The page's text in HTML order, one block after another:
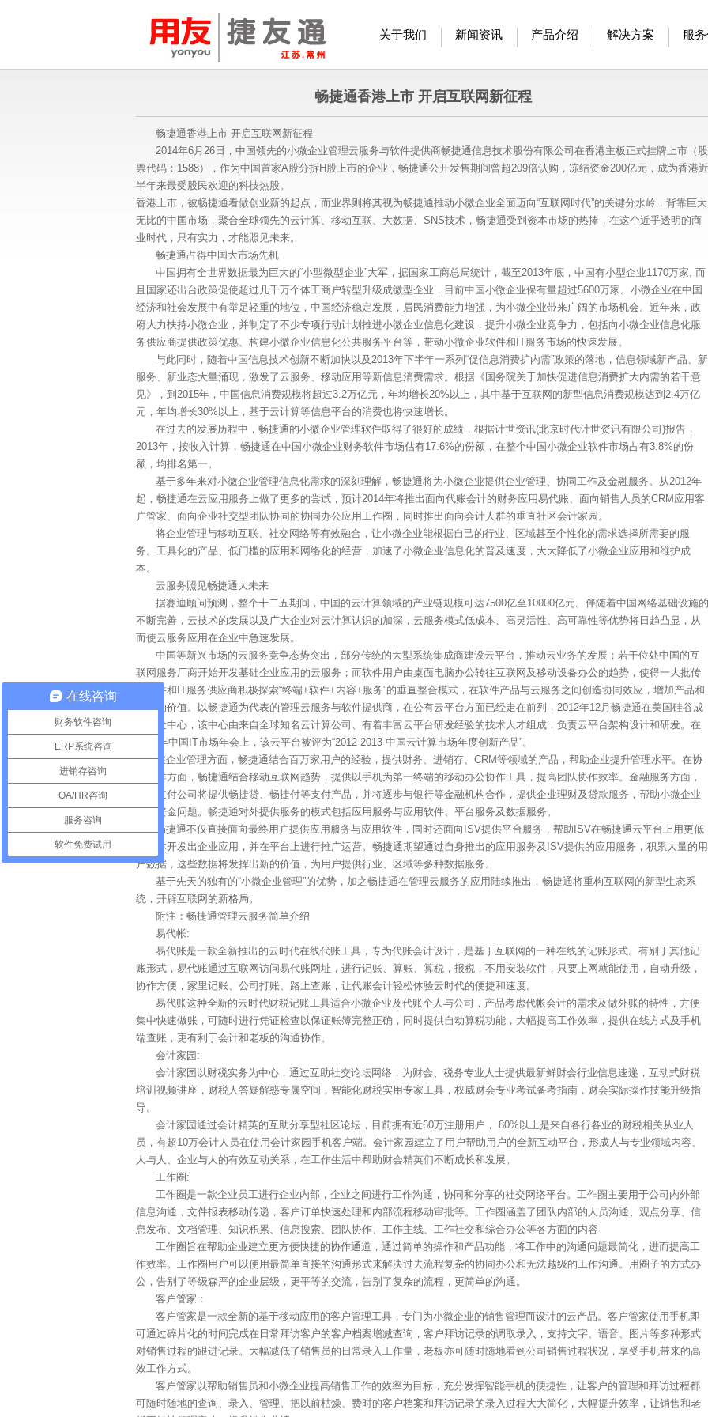
关于我们 新闻资讯 产品介绍 解决方案 服
畅捷通香港上市 开启互联网新征程
畅捷通香港上市 开启互联网新征程
2014年6月26日，中国领先的小微企业管理云服务与软件提供商畅捷通信息技术股份有限公司在香港主板正式挂牌上市（股
票代码：1588），作为中国首家A股分拆H股上市的企业，畅捷通公开发售期间曾超209倍认购，冻结资金200亿元，成为香港近
半年来最受股民欢迎的科技热股。
香港上市，被畅捷通看做创业新的起点，而业界则将其视为畅捷通推动小微企业全面迈向“互联网时代”的关键分水岭，背靠巨大
无比的中国市场，聚合全球领先的云计算、移动互联、大数据、SNS技术，畅捷通受到资本市场的热捧，在这个近乎透明的商
业时代，只有实力，才能照见未来。
畅捷通占得中国大市场先机
中国拥有全世界数据最为巨大的“小型微型企业”大军，据国家工商总局统计，截至2013年底，中国有小型企业1170万家, 而
且国家还出台政策促使超过几千万个体工商户转型升级成微型企业，目前中国小微企业保有量超过5600万家。小微企业在中国
经济和社会发展中有举足轻重的地位，中国经济稳定发展，居民消费能力增强，为小微企业带来广阔的市场机会。近年来，政
府大力扶持小微企业，并制定了不少专项行动计划推进小微企业信息化建设，提升小微企业竞争力，包括向小微企业信息化服
务供应商提供政策优惠、构建小微企业信息化公共服务平台等，带动小微企业软件和IT服务市场的快速发展。
与此同时，随着中国信息技术创新不断加快以及2013年下半年一系列“促信息消费扩内需”政策的落地，信息领域新产品、新
服务、新业态大量涌现，激发了云服务、移动应用等新信息消费需求。根据《国务院关于加快促进信息消费扩大内需的若干意
见》，到2015年，中国信息消费规模将超过3.2万亿元，年均增长20%以上，其中基于互联网的新型信息消费规模达到2.4万亿
元，年均增长30%以上，基于云计算等信息平台的消费也将快速增长。
在过去的发展历程中，畅捷通的小微企业管理软件取得了很好的成绩，根据计世资讯(北京时代计世资讯有限公司)报告，
2013年，按收入计算，畅捷通在中国小微企业财务软件市场佔有17.6%的份额，在整个中国小微企业软件市场占有3.8%的份
额，均排名第一。
基于多年来对小微企业管理信息化需求的深刻理解，畅捷通将为小微企业提供企业管理、协同工作及金融服务。从2012年
起，畅捷通在云应用服务上做了更多的尝试，预计2014年将推出面向代账会计的财务应用易代账、面向销售人员的CRM应用客
户管家、面向企业社交型团队协同的协同办公应用工作圈，同时推出面向会计人群的垂直社区会计家园。
将企业管理与移动互联、社交网络等有效融合，让小微企业能根据自己的行业、区域甚至个性化的需求选择所需要的服
务。工具化的产品、低门槛的应用和网络化的经营，加速了小微企业信息化的普及速度，大大降低了小微企业应用和维护成
本。
云服务照见畅捷通大未来
据赛迪顾问预测，整个十二五期间，中国的云计算领域的产业链规模可达7500亿至10000亿元。伴随着中国网络基础设施的
不断完善，云技术的发展以及广大企业对云计算认识的加深，云服务模式低成本、高灵活性、高可靠性等优势将日趋凸显，从
而使云服务应用在企业中急速发展。
中国等新兴市场的云服务竞争态势突出，部分传统的大型系统集成商建设云平台，推动云业务的发展；若干位处中国的互
联网服务厂商开始开发基础企业应用的云服务；而软件用户由桌面电脑办公转往互联网及移动设备办公的趋势，使得一大批传
统软件和IT服务供应商积极探索“终端+软件+内容+服务”的垂直整合模式，在软件产品与云服务之间创造协同效应，增加产品和
服务的价值。以畅捷通为代表的管理云服务与软件提供商，在公有云平台方面已经走在前列，2012年12月畅捷通在美国硅谷成
立研发中心，该中心由来自全球知名云计算公司、有着丰富云平台研发经验的技术人才组成，负责云平台架构设计和研发。在
2013年中国IT市场年会上，该云平台被评为“2012-2013 中国云计算市场年度创新产品”。
在企业管理方面，畅捷通结合百万家用户的经验，提供财务、进销存、CRM等领域的产品，帮助企业提升管理水平。在协
同工作方面，畅捷通结合移动互联网趋势，提供以手机为第一终端的移动办公协作工具，提高团队协作效率。金融服务方面，
畅捷支付公司将提供畅捷贷、畅捷付等支付产品，并将逐步与银行等金融机构合作，提供企业理财及贷款服务，帮助小微企业
解决资金问题。畅捷通对外提供服务的模式包括应用服务与应用软件、平台服务及数据服务。
畅捷通不仅直接面向最终用户提供应用服务与应用软件，同时还面向ISV提供平台服务，帮助ISV在畅捷通云平台上用更低
的成本开发出企业应用，并在平台上进行推广运营。畅捷通期望通过自身推出的应用服务及ISV提供的应用服务，积累大量的用
户数据，这些数据将发挥出新的价值，为用户提供行业、区域等多种数据服务。
基于先天的独有的“小微企业管理”的优势，加之畅捷通在管理云服务的应用陆续推出，畅捷通将重构互联网的新型生态系
统，开辟互联网的新格局。
附注：畅捷通管理云服务简单介绍
易代帐:
易代账是一款全新推出的云时代在线代账工具，专为代账会计设计，是基于互联网的一种在线的记账形式。有别于其他记
账形式，易代账通过互联网访问易代账网址，进行记账、算账、算税，报税，不用安装软件，只要上网就能使用，自动升级，
协作方便，家里记账、公司打账、路上查账，让代账会计轻松体验云时代的便捷和速度。
易代账这种全新的云时代财税记账工具适合小微企业及代账个人与公司，产品考虑代帐会计的需求及做外账的特性，方便
集中快速做账，可随时进行凭证检查以保证账簿完整正确，同时提供自动算税功能，大幅提高工作效率，提供在线方式及手机
端查账，更有利于会计和老板的沟通协作。
会计家园:
会计家园以财税实务为中心，通过互助社交论坛网络，为财会、税务专业人士提供最新鲜财会行业信息速递，互动式财税
培训视频讲座，财税人答疑解惑专属空间，智能化财税实用专家工具，权威财会专业考试备考指南，财会实际操作技能升级指
导。
会计家园通过会计精英的互助分享型社区论坛，目前拥有近60万注册用户， 80%以上是来自各行各业的财税相关从业人
员，有超10万会计人员在使用会计家园手机客户端。会计家园建立了用户帮助用户的全新互动平台，形成人与专业领域内容、
人与人、企业与人的有效互动关系，在工作生活中帮助财会精英们不断成长和发展。
工作圈:
工作圈是一款企业员工进行企业内部，企业之间进行工作沟通，协同和分享的社交网络平台。工作圈主要用于公司内外部
信息沟通，文件报表移动传递，客户订单快速处理和内部流程移动审批等。工作圈涵盖了团队内部的人员沟通、观点分享、信
息发布、文档管理、知识积累、信息搜索、团队协作、工作主线、工作社交和综合办公等各方面的内容
工作圈旨在帮助企业建立更方便快捷的协作通道，通过简单的操作和产品功能，将工作中的沟通问题最简化，进而提高工
作效率。工作圈用户可以使用最简单直接的沟通形式来解决过去流程复杂的协同办公和无法越级的工作沟通。用圈子的方式办
公，告别了等级森严的企业层级，更平等的交流，告别了复杂的流程，更简单的沟通。
客户管家：
客户管家是一款全新的基于移动应用的客户管理工具，专门为小微企业的销售管理而设计的云产品。客户管家使用手机即
可通过碎片化的时间完成在日常拜访客户的客户档案增减查询，客户拜访记录的调取录入，支持文字、语音、图片等多种形式
对销售过程的跟进记录。大幅减低了销售员的日常录入工作量，老板亦可随时随地看到公司销售过程状况，享受手机带来的高
效工作方式。
客户管家以帮助销售员和小微企业提高销售工作的效率为目标，充分发挥智能手机的便捷性，让客户的管理和拜访过程都
可随时随地的查询、录入、管理。把以前枯燥、费时的客户档案和拜访记录的录入过程大大简化，大幅提升效率，让销售和老
在线咨询
财务软件咨询
ERP系统咨询
进销存咨询
OA/HR咨询
服务咨询
软件免费试用